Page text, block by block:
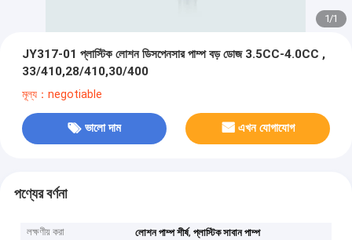
1/1
JY317-01 প্লাস্টিক লোশন ডিসপেনসার পাম্প বড় ডোজ 3.5CC-4.0CC ,
33/410,28/410,30/400
মূল্য：negotiable
ভালো দাম এখন যোগাযোগ
পণ্যের বর্ণনা
লক্ষণীয় করা লোশন পাম্প শীর্ষ,প্লাস্টিক সাবান পাম্প